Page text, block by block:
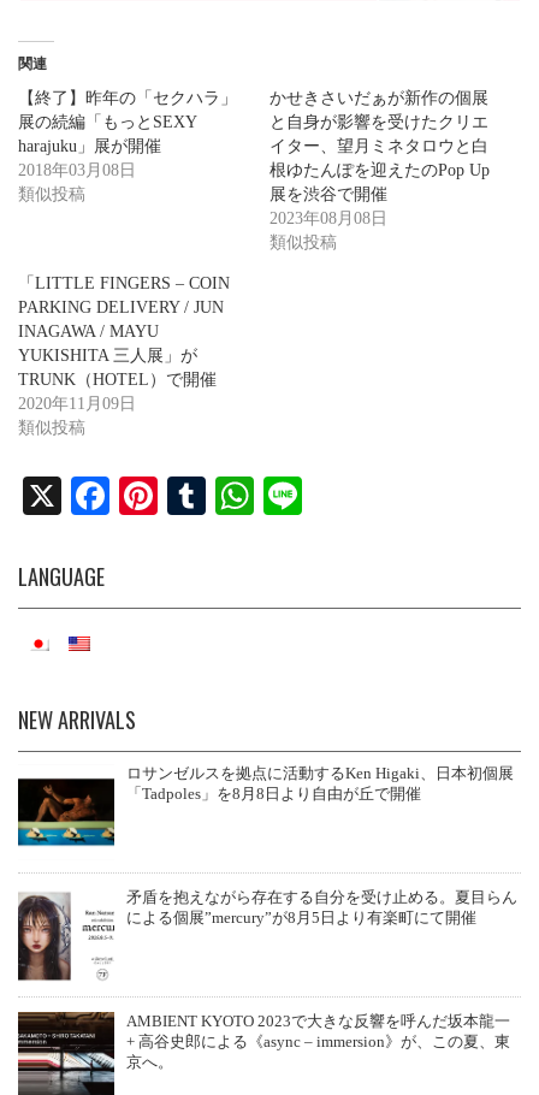
関連
【終了】昨年の「セクハラ」
展の続編「もっとSEXY
harajuku」展が開催
2018年03月08日
類似投稿
かせきさいだぁが新作の個展
と自身が影響を受けたクリエ
イター、望月ミネタロウと白
根ゆたんぽを迎えたのPop Up
展を渋谷で開催
2023年08月08日
類似投稿
「LITTLE FINGERS – COIN
PARKING DELIVERY / JUN
INAGAWA / MAYU
YUKISHITA 三人展」が
TRUNK（HOTEL）で開催
2020年11月09日
類似投稿
X
Fa
ok
Pi
es
T
bl
W
A
LANGUAGE
NEW ARRIVALS
ロサンゼルスを拠点に活動するKen Higaki、日本初個展
「Tadpoles」を8月8日より自由が丘で開催
矛盾を抱えながら存在する自分を受け止める。夏目らん
による個展”mercury”が8月5日より有楽町にて開催
AMBIENT KYOTO 2023で大きな反響を呼んだ坂本龍一
+ 高谷史郎による《async – immersion》が、この夏、東
京へ。